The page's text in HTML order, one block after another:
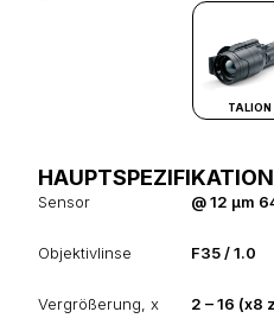
TALION
Sensor @ 12 µm
Objektivlinse F35 / 1.0
Vergrößerung, x 2 – 16 (x8